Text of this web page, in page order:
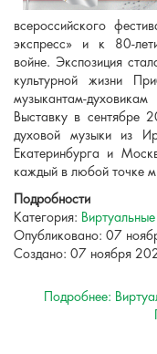
всероссийского
экспресс» и к 80-
войне. Экспозиция
культурной жизни
музыкантам-
Выставку в сентябре
духовой музыки из
Екатеринбурга и
каждый в любой точке
Подробности
Категория:
Опубликовано: 07
Создано: 07 ноября
Подробнее: